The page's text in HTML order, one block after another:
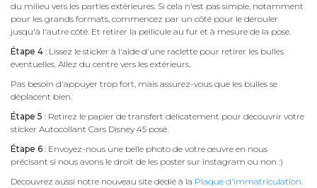
du milieu vers les parties extérieures. Si cela n'est pas simple, notamment
pour les grands formats, commencez par un côté pour le dérouler
jusqu'à l'autre côté. Et retirer la pellicule au fur et à mesure de la pose.
Étape 4 : Lissez le sticker à l'aide d'une raclette pour retirer les bulles
éventuelles. Allez du centre vers les extérieurs.
Pas besoin d'appuyer trop fort, mais assurez-vous que les bulles se
déplacent bien.
Étape 5 : Retirez le papier de transfert délicatement pour découvrir votre
sticker Autocollant Cars Disney 45 posé.
Étape 6 : Envoyez-nous une belle photo de votre œuvre en nous
précisant si nous avons le droit de les poster sur instagram ou non :)
Découvrez aussi notre nouveau site dédié à la Plaque d'immatriculation.